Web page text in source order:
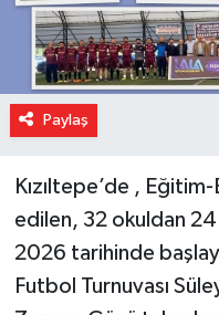
Paylaş
Kızıltepe’de ,
edilen, 32 okuldan 24
2026 tarihinde
Futbol Turnuvası